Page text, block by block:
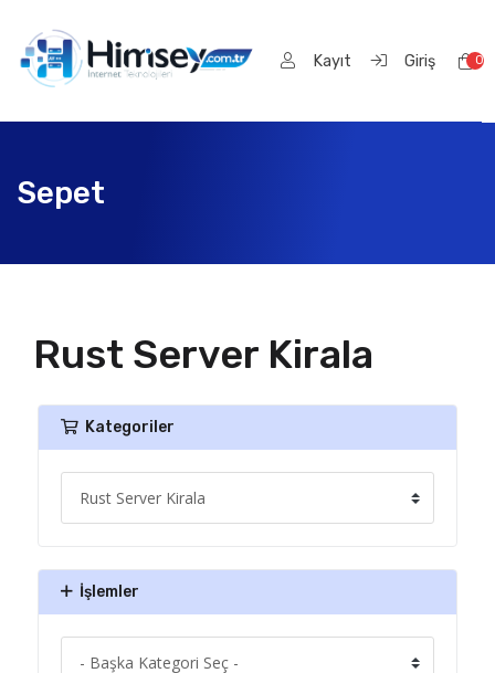
Kayıt Giriş 0
Sepet
Rust Server Kirala
Kategoriler
İşlemler